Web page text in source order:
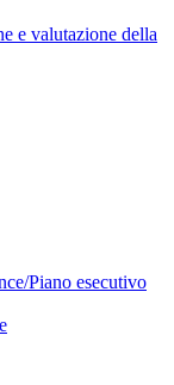
e valutazione della
Piano esecutivo